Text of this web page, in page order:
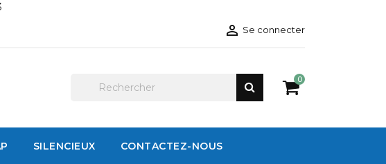
 Se connecter
0
SILENCIEUX CONTACTEZ-NOUS